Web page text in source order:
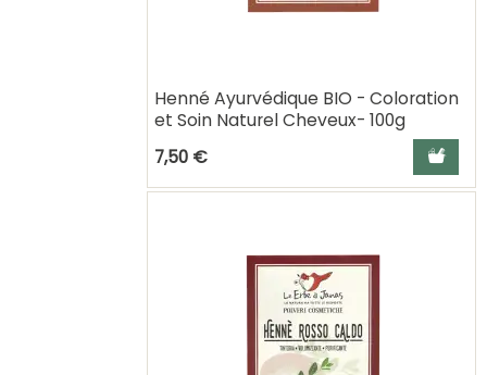
Henné Ayurvédique BIO - Coloration
et Soin Naturel Cheveux- 100g
7,50 €
Ajouter